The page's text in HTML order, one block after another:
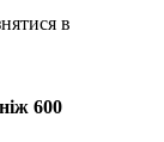
в
600